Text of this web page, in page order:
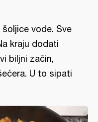
vode. Sve
kraju dodati
biljni začin,
U to sipati